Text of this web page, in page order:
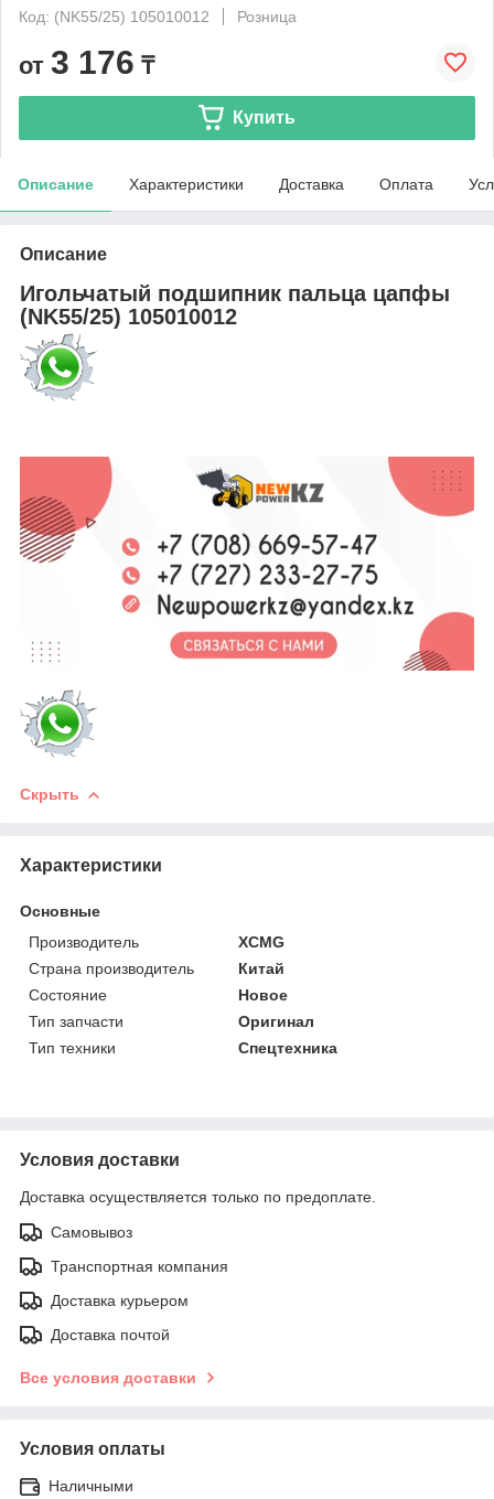
Код: (NK55/25) 105010012
Розница
от 3 176 ₸
Купить
Описание Характеристики Доставка Оплата
Описание
Игольчатый подшипник пальца цапфы
(NK55/25) 105010012
Скрыть
Характеристики
Основные
Производитель
XCMG
Страна производитель
Китай
Состояние
Новое
Тип запчасти
Оригинал
Тип техники
Спецтехника
Условия доставки
Доставка осуществляется только по предоплате.
Самовывоз
Транспортная компания
Доставка курьером
Доставка почтой
Все условия доставки
Условия оплаты
Наличными